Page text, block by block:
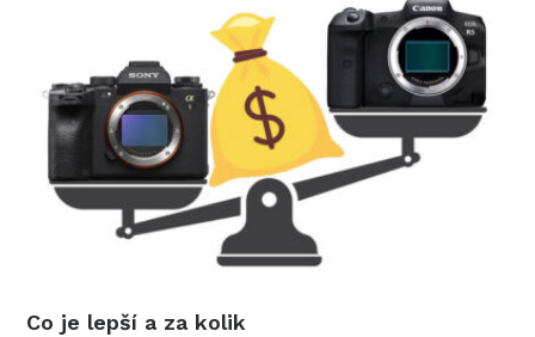
Co je lepší a za kolik